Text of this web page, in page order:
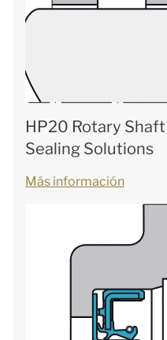
HP20 Rotary
Sealing Solutions
Más información